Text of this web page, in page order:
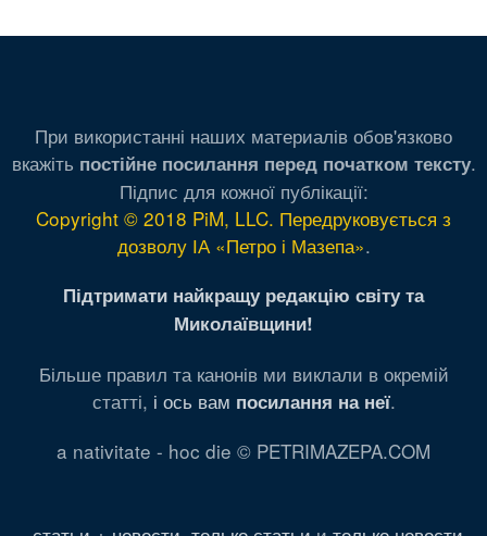
При використанні наших материалів обов'язково
вкажіть постійне посилання перед початком тексту.
Підпис для кожної публікації:
Copyright © 2018 PiM, LLC. Передруковується з
дозволу ІА «Петро і Мазепа».
Підтримати найкращу редакцію світу та
Миколаївщини!
Більше правил та канонів ми виклали в окремій
статті, і ось вам посилання на неї.
a nativitate - hoc die © PETRIMAZEPA.COM